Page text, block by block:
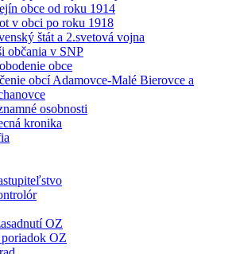
obce od roku 1914
v obci po roku 1918
štát a 2.svetová vojna
občania v SNP
obce
obcí Adamovce-Malé Bierovce a
osobnosti
kronika
OZ
OZ